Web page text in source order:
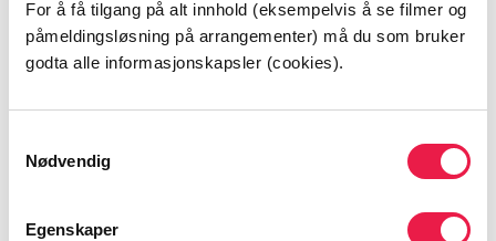
For å få tilgang på alt innhold (eksempelvis å se filmer og
påmeldingsløsning på arrangementer) må du som bruker
godta alle informasjonskapsler (cookies).
Nødvendig
Egenskaper
sektor
Kompetansebroen har en sentral redaksjon på A-hus,
helsefelleskap har en lokal redaksjon med lokale
ressursgrupper knyttet til de lokale helsefelleskapene i